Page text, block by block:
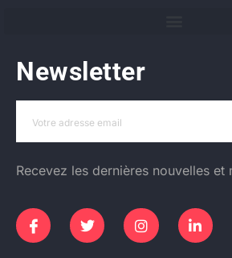
Newsletter
Recevez les dernières nouvelles et